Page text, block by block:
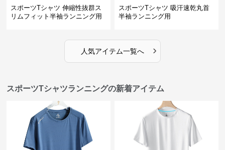
スポーツTシャツ 伸縮性抜群ス
リムフィット半袖ランニング用
スポーツTシャツ 吸汗速乾丸首
半袖ランニング用
人気アイテム一覧へ ›
スポーツTシャツランニングの新着アイテム